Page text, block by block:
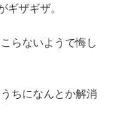
ザギザ。
らないようで悔し
ちになんとか解消